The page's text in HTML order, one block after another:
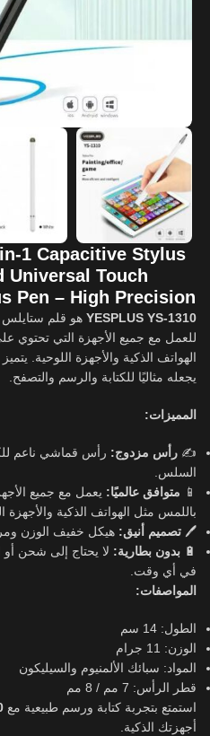
1 Capacitive Stylus
Universal Touch
Pen – High Precision
YESPLUS YS-1310 هو قلم
للعمل مع جميع الأجهزة التي
الهواتف الذكية والأجهزة اللوحية.
يجعله مثاليًا للكتابة والرسم والتصفح.
المميزات:
✍️رأس مزدوج: رأس قماشي ناعم
السلس.
📱 متوافق عالميًا: يعمل مع جميع
باللمس مثل الهواتف الذكية والأجهزة
🖊️تصميم أنيق: هيكل خفيف الوزن
🔋بدون بطارية:
في أي وقت.
المواصفات:
الطول: 14 سم
الوزن: 11 جرام
المواد: سبائك الألمنيوم والسيليكون
قطر الرأس: 7 مم / 8 مم
استمتع بتجربة كتابة ورسم طبيعية مع
أجهزتك الذكية.